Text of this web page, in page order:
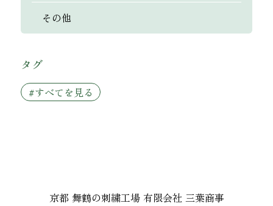
その他
タグ
#すべてを見る
京都 舞鶴の刺繍工場 有限会社 三葉商事